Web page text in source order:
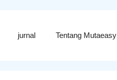
jurnal Tentang Mutaeasy